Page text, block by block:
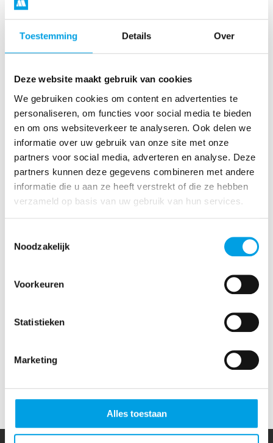
Toestemming Details Over
Deze website maakt gebruik van cookies
We gebruiken cookies om content en advertenties te
personaliseren, om functies voor social media te bieden
en om ons websiteverkeer te analyseren. Ook delen we
informatie over uw gebruik van onze site met onze
partners voor social media, adverteren en analyse. Deze
partners kunnen deze gegevens combineren met andere
informatie die u aan ze heeft verstrekt of die ze hebben
verzameld op basis van uw gebruik van hun services.
Noodzakelijk
Voorkeuren
Statistieken
Marketing
Alles toestaan
Service monteur
Full Time
Meer details
Leerling beveiligingsmonteur
Eindhoven Regio Nederland
Full Time
Beveiligingsmonteur
Eindhoven
Meer details